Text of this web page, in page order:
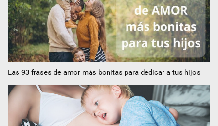
Las 93 frases de amor más bonitas para dedicar a tus hijos